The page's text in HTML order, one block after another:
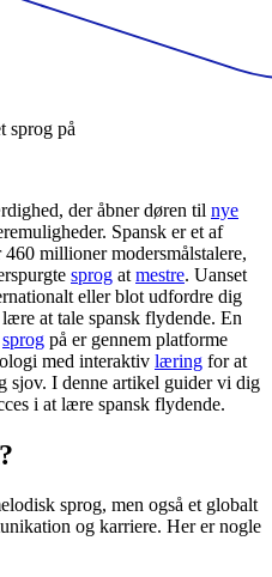
sprog på
der åbner døren til nye
Spansk er et af
460 millioner modersmålstalere,
sprog at mestre. Uanset
eller blot udfordre dig
at tale spansk flydende. En
sprog på er gennem platforme
med interaktiv læring for at
sjov. I denne artikel guider vi dig
i at lære spansk flydende.
sprog, men også et globalt
og karriere. Her er nogle